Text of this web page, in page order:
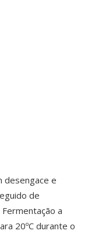
desengace e
de
a
20ºC durante o